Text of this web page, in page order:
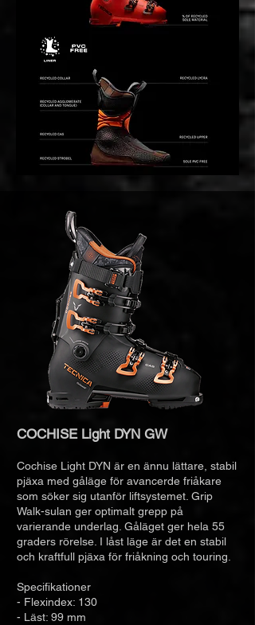
COCHISE Light DYN GW
Cochise Light DYN är en ännu lättare, stabil
pjäxa med gåläge för avancerde friåkare
som söker sig utanför liftsystemet. Grip
Walk-sulan ger optimalt grepp på
varierande underlag. Gåläget ger hela 55
graders rörelse. I låst läge är det en stabil
och kraftfull pjäxa för friåkning och touring.
Specifikationer
- Flexindex: 130
- Läst: 99 mm